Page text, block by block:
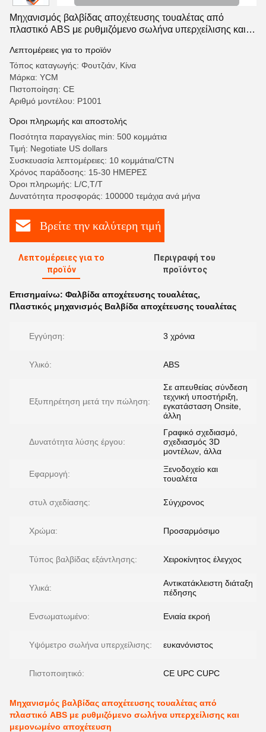
Μηχανισμός βαλβίδας αποχέτευσης τουαλέτας από
πλαστικό ABS με ρυθμιζόμενο σωλήνα υπερχείλισης και
Λεπτομέρειες για το προϊόν
Τόπος καταγωγής: Φουτζιάν, Κίνα
Μάρκα: YCM
Πιστοποίηση: CE
Αριθμό μοντέλου: P1001
Όροι πληρωμής και αποστολής
Ποσότητα παραγγελίας min: 500 κομμάτια
Τιμή: Negotiate US dollars
Συσκευασία λεπτομέρειες: 10 κομμάτια/CTN
Χρόνος παράδοσης: 15-30 ΗΜΕΡΕΣ
Όροι πληρωμής: L/C,T/T
Δυνατότητα προσφοράς: 100000 τεμάχια ανά μήνα
Βρείτε την καλύτερη τιμή
Λεπτομέρειες για το
προϊόν
Περιγραφή του
προϊόντος
Επισημαίνω: Φαλβίδα αποχέτευσης τουαλέτας,
Πλαστικός μηχανισμός Βαλβίδα αποχέτευσης τουαλέτας
Εγγύηση: 3 χρόνια
Υλικό: ABS
Εξυπηρέτηση μετά την πώληση:
Σε απευθείας σύνδεση
τεχνική υποστήριξη,
εγκατάσταση Onsite,
άλλη
Δυνατότητα λύσης έργου:
Γραφικό σχεδιασμό,
σχεδιασμός 3D
μοντέλων, άλλα
Εφαρμογή:
Ξενοδοχείο και
τουαλέτα
στυλ σχεδίασης: Σύγχρονος
Χρώμα: Προσαρμόσιμο
Τύπος βαλβίδας εξάντλησης: Χειροκίνητος έλεγχος
Υλικά:
Αντικατάκλειστη διάταξη
πέδησης
Ενσωματωμένο: Ενιαία εκροή
Υψόμετρο σωλήνα υπερχείλισης: ευκανόνιστος
Πιστοποιητικό: CE UPC CUPC
Μηχανισμός βαλβίδας αποχέτευσης τουαλέτας από
πλαστικό ABS με ρυθμιζόμενο σωλήνα υπερχείλισης και
μεμονωμένο αποχέτευση